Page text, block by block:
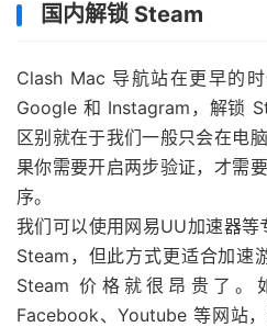
国内解锁 Steam
Clash Mac 导航站在更早的
Google 和 Instagram，解锁
区别就在于我们一般只会在电
果你需要开启两步验证，才需
序。
我们可以使用网易UU加速器
Steam，但此方式更适合加速
Steam 价格就很昂贵了。
Facebook、Youtube 等网站